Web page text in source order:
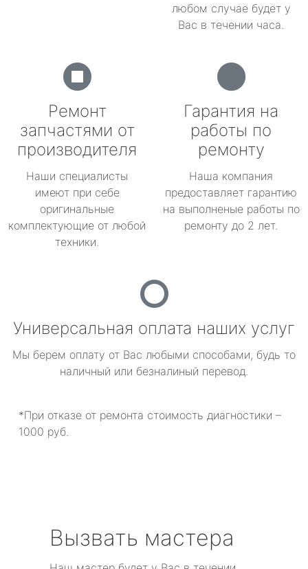
любом случае будет у
Вас в течении часа.
Ремонт
запчастями от
производителя
Наши специалисты
имеют при себе
оригинальные
комплектующие от любой
техники.
Гарантия на
работы по
ремонту
Наша компания
предоставляет гарантию
на выполненые работы по
ремонту до 2 лет.
Универсальная оплата наших услуг
Мы берем оплату от Вас любыми способами, будь то
наличный или безналиный перевод.
*При отказе от ремонта стоимость диагностики –
1000 руб.
Вызвать мастера